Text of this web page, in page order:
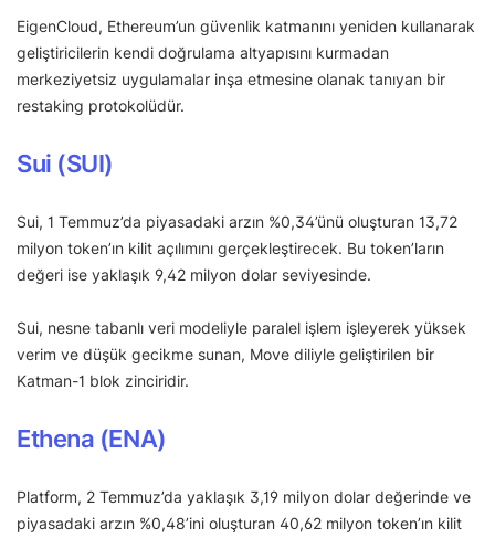
EigenCloud, Ethereum’un güvenlik katmanını yeniden kullanarak
geliştiricilerin kendi doğrulama altyapısını kurmadan
merkeziyetsiz uygulamalar inşa etmesine olanak tanıyan bir
restaking protokolüdür.
Sui (SUI)
Sui, 1 Temmuz’da piyasadaki arzın %0,34’ünü oluşturan 13,72
milyon token’ın kilit açılımını gerçekleştirecek. Bu token’ların
değeri ise yaklaşık 9,42 milyon dolar seviyesinde.
Sui, nesne tabanlı veri modeliyle paralel işlem işleyerek yüksek
verim ve düşük gecikme sunan, Move diliyle geliştirilen bir
Katman-1 blok zinciridir.
Ethena (ENA)
Platform, 2 Temmuz’da yaklaşık 3,19 milyon dolar değerinde ve
piyasadaki arzın %0,48’ini oluşturan 40,62 milyon token’ın kilit